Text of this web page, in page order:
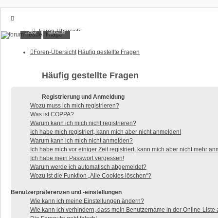
Foren-Übersicht
FAQ
Unbeantwortete Themen
XT1200Z-Forum
FAQ Suche
Foren-Übersicht Häufig gestellte Fragen
Häufig gestellte Fragen
Registrierung und Anmeldung
Wozu muss ich mich registrieren?
Was ist COPPA?
Warum kann ich mich nicht registrieren?
Ich habe mich registriert, kann mich aber nicht anmelden!
Warum kann ich mich nicht anmelden?
Ich habe mich vor einiger Zeit registriert, kann mich aber nicht mehr
Ich habe mein Passwort vergessen!
Warum werde ich automatisch abgemeldet?
Wozu ist die Funktion „Alle Cookies löschen“?
Benutzerpräferenzen und -einstellungen
Wie kann ich meine Einstellungen ändern?
Wie kann ich verhindern, dass mein Benutzername in der Online-Liste